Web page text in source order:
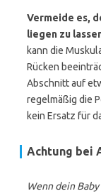
Vermeide es,
liegen zu
kann die
Rücken
Abschnitt auf
regelmäßig die
kein Ersatz für
Achtung bei
Wenn dein